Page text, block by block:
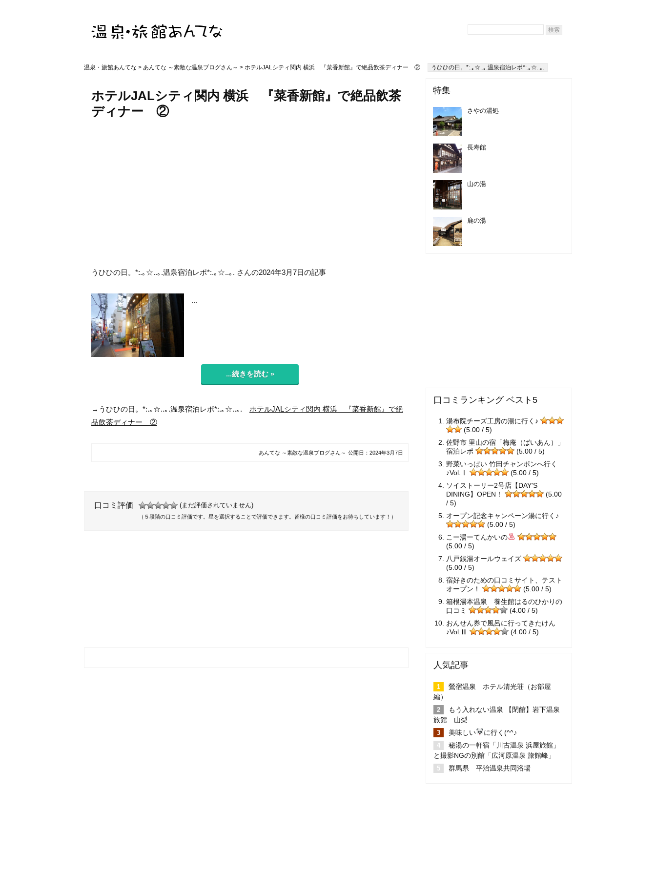
温泉・旅館あんてな > あんてな ～素敵な温泉ブログさん～ > ホテルJALシティ関内 横浜 『菜香新館』で絶品飲茶ディナー ② うひひの日。*:.｡☆..｡.温泉宿泊レポ*:.｡☆..｡.
ホテルJALシティ関内 横浜 『菜香新館』で絶品飲茶
ディナー ②
うひひの日。*:.｡☆..｡.温泉宿泊レポ*:.｡☆..｡. さんの2024年3月7日の記事
...
...続きを読む »
→うひひの日。*:.｡☆..｡.温泉宿泊レポ*:.｡☆..｡. ホテルJALシティ関内 横浜 『菜香新館』で絶
品飲茶ディナー ②
あんてな ～素敵な温泉ブログさん～ 公開日： 2024年3月7日
口コミ評価 (まだ評価されていません)
（５段階の口コミ評価です。星を選択することで評価できます。皆様の口コミ評価をお待ちしています！）
特集
さやの湯処
長寿館
山の湯
鹿の湯
口コミランキング ベスト5
湯布院チーズ工房の湯に行く♪
(5.00 / 5)
佐野市 里山の宿「梅庵（ばいあん）」
宿泊レポ
(5.00 / 5)
野菜いっぱい 竹田チャンポンへ行く
♪Vol.Ⅰ
(5.00 / 5)
ソイストーリー2号店【DAY'S
DINING】OPEN！
(5.00
/ 5)
オープン記念キャンペーン湯に行く♪
(5.00 / 5)
こー湯ーてんかいの
(5.00 / 5)
八戸銭湯オールウェイズ
(5.00 / 5)
宿好きのための口コミサイト、テスト
オープン！
(5.00 / 5)
箱根湯本温泉 養生館はるのひかりの
口コミ
(4.00 / 5)
おんせん券で風呂に行ってきたけん
♪Vol.Ⅲ
(4.00 / 5)
人気記事
鶯宿温泉 ホテル清光荘（お部屋
編）
もう入れない温泉 【閉館】岩下温泉
旅館 山梨
美味しい
に行く(^^♪
秘湯の一軒宿「川古温泉 浜屋旅館」
と撮影NGの別館「広河原温泉 旅館峰」
群馬県 平治温泉共同浴場